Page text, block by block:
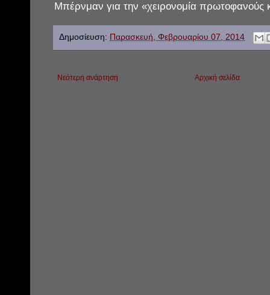
Μπέρνμαν για την «χειρονομία πρωτοφανούς
Δημοσίευση: Παρασκευή, Φεβρουαρίου 07, 2014
Νεότερη ανάρτηση Αρχική σελίδα